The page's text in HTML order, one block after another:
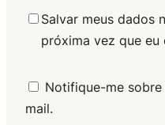
Salvar meus dados
próxima vez que eu
Notifique-me
mail.